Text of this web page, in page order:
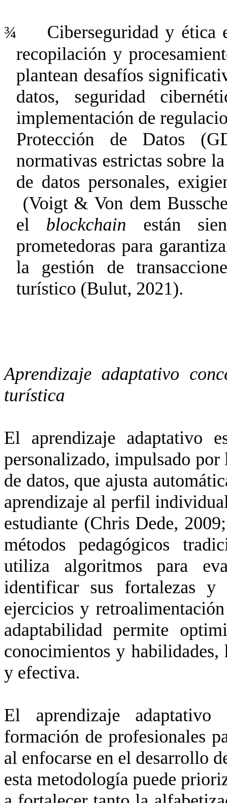
¾
Ciberseguridad y
recopilación y
plantean desafíos
datos, seguridad
implementación de
Protección de Datos
normativas estrictas sobre
de datos personales,
(Voigt & Von dem
el blockchain están
prometedoras para
la gestión de
turístico (Bulut, 2021).
Aprendizaje adaptativo
turística
El aprendizaje adaptativo
personalizado, impulsado
de datos, que ajusta
aprendizaje al perfil
estudiante (Chris Dede, 2009;
métodos pedagógicos
utiliza algoritmos para
identificar sus fortalezas y
ejercicios y
adaptabilidad permite
conocimientos y
y efectiva.
El aprendizaje
formación de profesionales
al enfocarse en el desarrollo
esta metodología puede